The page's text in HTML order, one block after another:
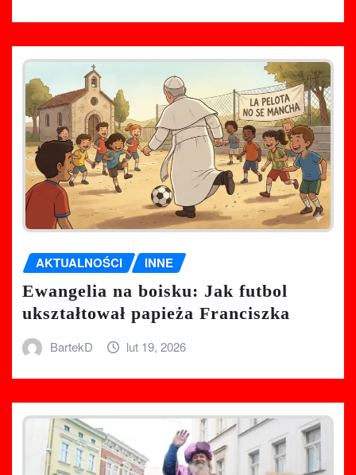
AKTUALNOŚCI INNE
Ewangelia na boisku: Jak futbol
ukształtował papieża Franciszka
BartekD lut 19, 2026